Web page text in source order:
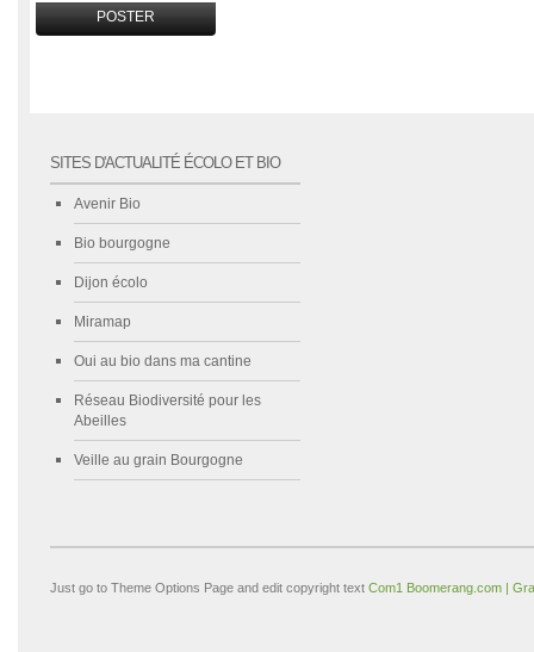
SITES D'ACTUALITÉ ÉCOLO ET BIO
Avenir Bio
Bio bourgogne
Dijon écolo
Miramap
Oui au bio dans ma cantine
Réseau Biodiversité pour les
Abeilles
Veille au grain Bourgogne
Just go to Theme Options Page and edit copyright text Com1 Boomerang.com |